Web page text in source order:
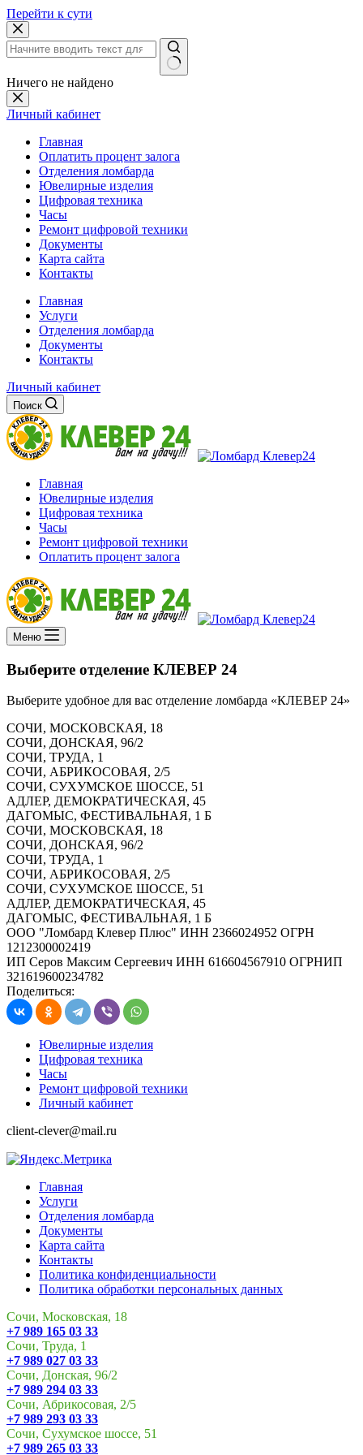
Перейти к сути
Ничего не найдено
Личный кабинет
Главная
Оплатить процент залога
Отделения ломбарда
Ювелирные изделия
Цифровая техника
Часы
Ремонт цифровой техники
Документы
Карта сайта
Контакты
Главная
Услуги
Отделения ломбарда
Документы
Контакты
Личный кабинет
Поиск
Главная
Ювелирные изделия
Цифровая техника
Часы
Ремонт цифровой техники
Оплатить процент залога
Меню
Выберите отделение КЛЕВЕР 24
Выберите удобное для вас отделение ломбарда «КЛЕВЕР 24»
СОЧИ, МОСКОВСКАЯ, 18
СОЧИ, ДОНСКАЯ, 96/2
СОЧИ, ТРУДА, 1
СОЧИ, АБРИКОСОВАЯ, 2/5
СОЧИ, СУХУМСКОЕ ШОССЕ, 51
АДЛЕР, ДЕМОКРАТИЧЕСКАЯ, 45
ДАГОМЫС, ФЕСТИВАЛЬНАЯ, 1 Б
СОЧИ, МОСКОВСКАЯ, 18
СОЧИ, ДОНСКАЯ, 96/2
СОЧИ, ТРУДА, 1
СОЧИ, АБРИКОСОВАЯ, 2/5
СОЧИ, СУХУМСКОЕ ШОССЕ, 51
АДЛЕР, ДЕМОКРАТИЧЕСКАЯ, 45
ДАГОМЫС, ФЕСТИВАЛЬНАЯ, 1 Б
ООО "Ломбард Клевер Плюс" ИНН 2366024952 ОГРН
1212300002419
ИП Серов Максим Сергеевич ИНН 616604567910 ОГРНИП
321619600234782
Поделиться:
Ювелирные изделия
Цифровая техника
Часы
Ремонт цифровой техники
Личный кабинет
client-clever@mail.ru
Главная
Услуги
Отделения ломбарда
Документы
Карта сайта
Контакты
Политика конфиденциальности
Политика обработки персональных данных
Сочи, Московская, 18
+7 989 165 03 33
Сочи, Труда, 1
+7 989 027 03 33
Сочи, Донская, 96/2
+7 989 294 03 33
Сочи, Абрикосовая, 2/5
+7 989 293 03 33
Сочи, Сухумское шоссе, 51
+7 989 265 03 33